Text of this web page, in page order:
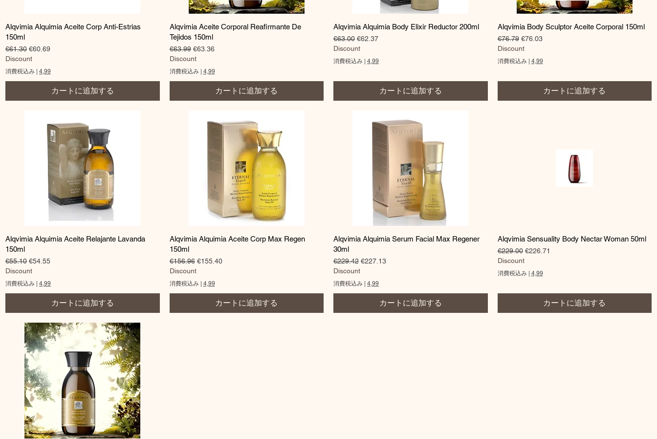
クイックビュー
Alqvimia Alquimia Aceite Corp Anti-Estrias
150ml
通常価格
€61.30 セール価格
€60.69
Discount
消費税込み | 4,99
カートに追加する
クイックビュー
Alqvimia Aceite Corporal Reafirmante De
Tejidos 150ml
通常価格
€63.99 セール価格
€63.36
Discount
消費税込み| 4,99
カートに追加する
クイックビュー
Alqvimia Alquimia Body Elixir Reductor 200ml
通常価格
€63.00 セール価格
€62.37
Discount
消費税込み | 4,99
カートに追加する
クイックビュー
Alqvimia Body Sculptor Aceite Corporal 150ml
通常価格
€76.79 セール価格
€76.03
Discount
消費税込み| 4,99
カートに追加する
クイックビュー
Alqvimia Alquimia Aceite Relajante Lavanda
150ml
通常価格
€55.10 セール価格
€54.55
Discount
消費税込み 4,99
カートに追加する
クイックビュー
Alqvimia Alquimia Aceite Corp Max Regen
150ml
通常価格
€156.96 セール価格
€155.40
Discount
消費税込み| 4,99
カートに追加する
クイックビュー
Alqvimia Alquimia Serum Facial Max Regener
30ml
通常価格
€229.42 セール価格
€227.13
Discount
消費税込み 4,99
カートに追加する
クイックビュー
Alqvimia Sensuality Body Nectar Woman 50ml
通常価格
€229.00 セール価格
€226.71
Discount
消費税込み| 4,99
カートに追加する